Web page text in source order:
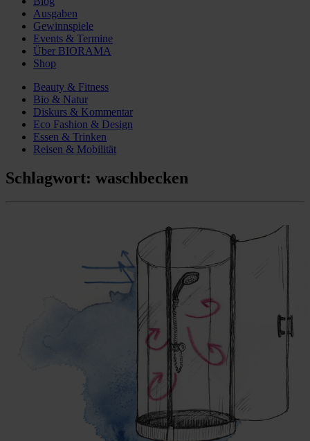
Ausgaben
Gewinnspiele
Events & Termine
Über BIORAMA
Shop
Beauty & Fitness
Bio & Natur
Diskurs & Kommentar
Eco Fashion & Design
Essen & Trinken
Reisen & Mobilität
Schlagwort: waschbecken